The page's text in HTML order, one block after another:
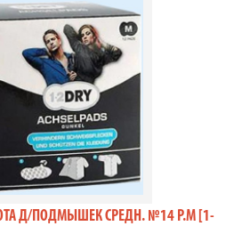
Д/ПОДМЫШЕК СРЕДН. №14 Р.M [1-